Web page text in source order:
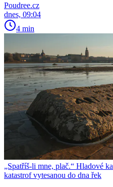
Poudree.cz
dnes, 09:04
4 min
„Spatříš-li mne, plač.“ Hladové
katastrof vytesanou do dna řek